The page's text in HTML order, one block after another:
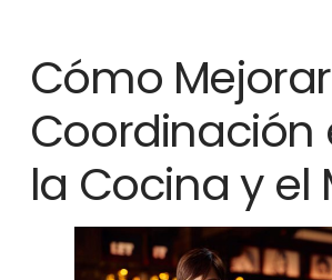
Cómo
Coordinación
la Cocina y el